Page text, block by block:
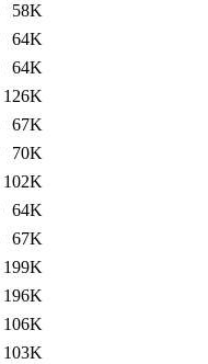
58K
64K
64K
126K
67K
70K
102K
64K
67K
199K
196K
106K
103K